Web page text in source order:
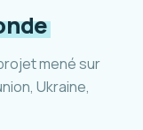
mené sur
Ukraine,